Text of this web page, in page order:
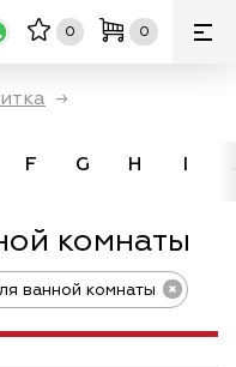
0 0
→
F G H I
комнаты
ванной комнаты